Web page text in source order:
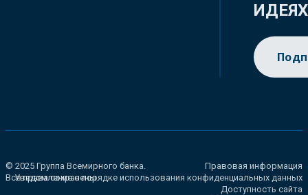
ИДЕЯХ
© 2025 Группа Всемирного банка.
Все права сохранены.
Правовая информация
Уведомление о порядке использования конфиденциальных данных
Доступность сайта